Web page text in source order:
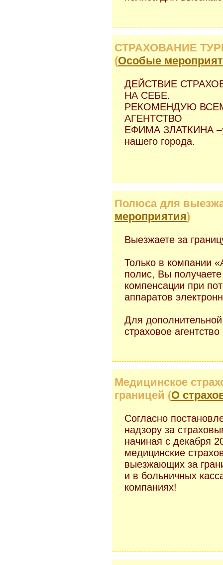
СТРАХОВАНИЕ
(Особые
ДЕЙСТВИЕ
НА СЕБЕ.
РЕКОМЕНДУЮ
АГЕНТСТВО
ЕФИМА ЗЛАТКИНА
нашего города.
Полюса для
мероприятия)
Выезжаете за
Только в компании
полис, Вы
компенсации при
аппаратов
Для
страховое
Медицинское
границей (О
Согласно
надзору за
начиная с декабря
медицинские
выезжающих за
и в больничных
компаниях!